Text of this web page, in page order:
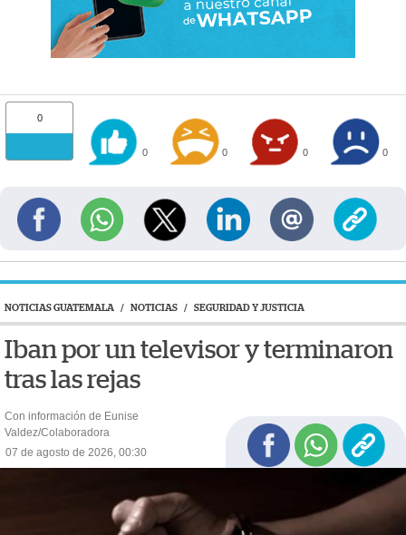
0
0 0 0 0
NOTICIAS GUATEMALA / NOTICIAS / SEGURIDAD Y JUSTICIA
Iban por un televisor y terminaron
tras las rejas
Con información de Eunise
Valdez/Colaboradora
07 de agosto de 2026, 00:30